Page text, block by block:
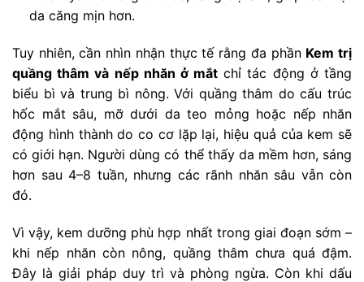
da căng mịn hơn.
Tuy nhiên, cần nhìn nhận thực tế rằng đa phần Kem trị
quầng thâm và nếp nhăn ở mắt chỉ tác động ở tầng
biểu bì và trung bì nông. Với quầng thâm do cấu trúc
hốc mắt sâu, mỡ dưới da teo mỏng hoặc nếp nhăn
động hình thành do co cơ lặp lại, hiệu quả của kem sẽ
có giới hạn. Người dùng có thể thấy da mềm hơn, sáng
hơn sau 4–8 tuần, nhưng các rãnh nhăn sâu vẫn còn
đó.
Vì vậy, kem dưỡng phù hợp nhất trong giai đoạn sớm –
khi nếp nhăn còn nông, quầng thâm chưa quá đậm.
Đây là giải pháp duy trì và phòng ngừa. Còn khi dấu